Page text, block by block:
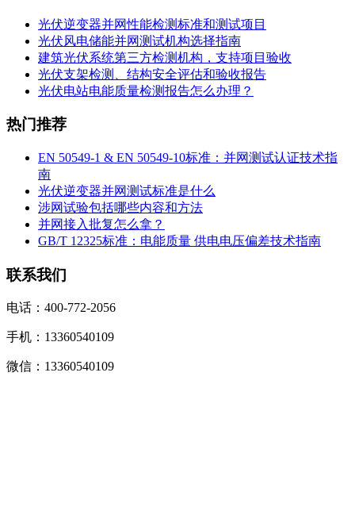
光伏逆变器并网性能检测标准和测试项目
光伏风电储能并网测试机构选择指南
建筑光伏系统第三方检测机构，支持项目验收
光伏支架检测、结构安全评估和验收报告
光伏电站电能质量检测报告怎么办理？
热门推荐
EN 50549-1 & EN 50549-10标准：并网测试认证技术指
南
光伏逆变器并网测试标准是什么
涉网试验包括哪些内容和方法
并网接入批复怎么拿？
GB/T 12325标准：电能质量 供电电压偏差技术指南
联系我们
电话：400-772-2056
手机：13360540109
微信：13360540109